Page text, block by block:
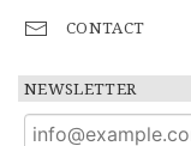
CONTACT
NEWSLETTER